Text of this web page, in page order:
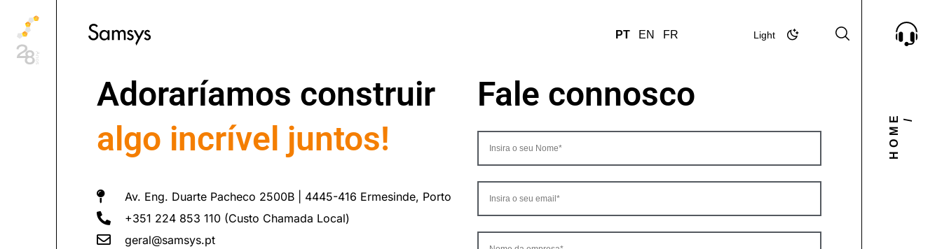
Light
PT EN FR
Adoraríamos construir
algo incrível juntos!
Av. Eng. Duarte Pacheco 2500B | 4445-416 Ermesinde, Porto
+351 224 853 110 (Custo Chamada Local)
geral@samsys.pt
Fale connosco
HOME /